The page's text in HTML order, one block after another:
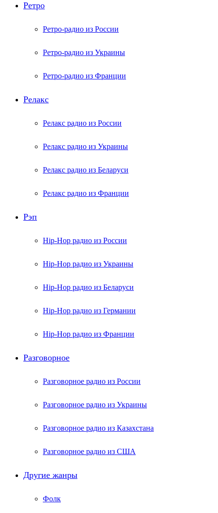
Ретро
Ретро-радио из России
Ретро-радио из Украины
Ретро-радио из Франции
Релакс
Релакс радио из России
Релакс радио из Украины
Релакс радио из Беларуси
Релакс радио из Франции
Рэп
Hip-Hop радио из России
Hip-Hop радио из Украины
Hip-Hop радио из Беларуси
Hip-Hop радио из Германии
Hip-Hop радио из Франции
Разговорное
Разговорное радио из России
Разговорное радио из Украины
Разговорное радио из Казахстана
Разговорное радио из США
Другие жанры
Фолк